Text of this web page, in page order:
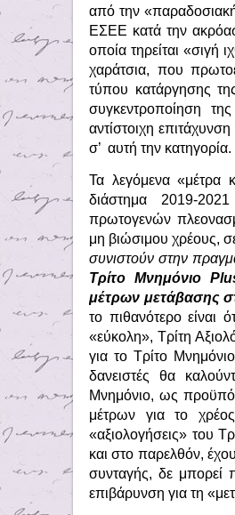
από την
ΕΣΕΕ κατά την
οποία τηρείται
χαράτσια, που
τύπου κατάργησης
συγκεντροποίηση
αντίστοιχη
σ’ αυτή την κατηγορία.
Τα λεγόμενα «μέτρα
διάστημα 2019-
πρωτογενών
μη βιώσιμου χρέους,
συνιστούν στην
Τρίτο Μνημόνιο
μέτρων μετάβασης
το πιθανότερο είναι
«εύκολη», Τρίτη
για το Τρίτο
δανειστές θα
Μνημόνιο, ως
μέτρων για το
«αξιολογήσεις» του
και στο παρελθόν,
συνταγής, δε μπορεί
επιβάρυνση για τη